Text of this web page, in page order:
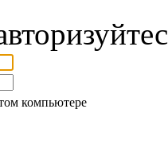
компьютере